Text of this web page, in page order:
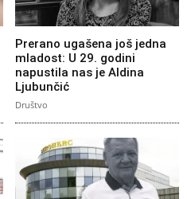
Prerano ugašena još jedna
mladost: U 29. godini
napustila nas je Aldina
Ljubunčić
Društvo